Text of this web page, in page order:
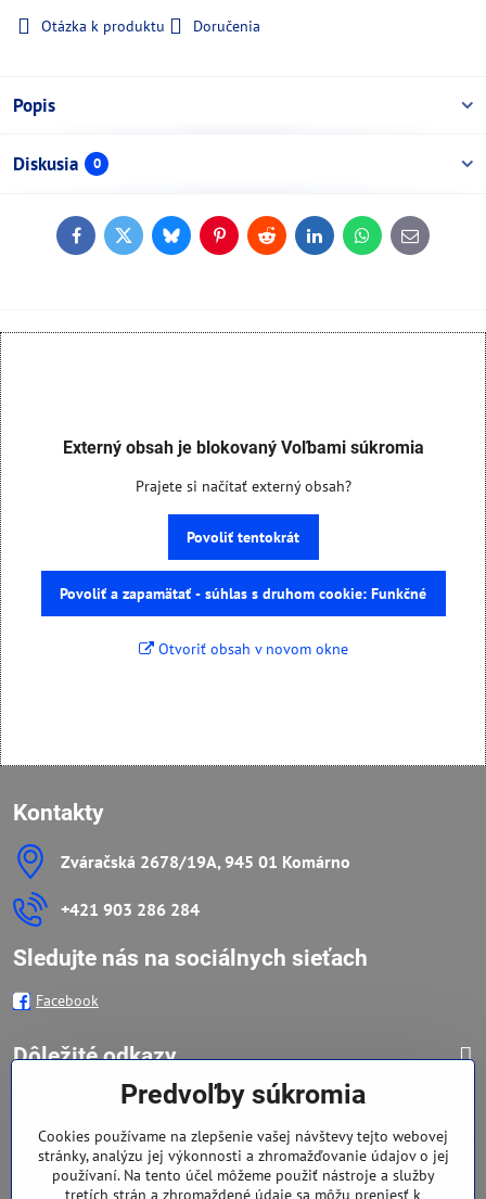
Otázka k produktu
Doručenia
Popis
Diskusia 0
FacebookTwitterBlueskyPinterestReddit LinkedInWhatsApp
E-
mail
Externý obsah je blokovaný Voľbami súkromia
Prajete si načítať externý obsah?
Povoliť tentokrát
Povoliť a zapamätať - súhlas s druhom cookie: Funkčné
Otvoriť obsah v novom okne
Kontakty
Zváračská 2678/19A, 945 01 Komárno
+421 903 286 284
Sledujte nás na sociálnych sieťach
Facebook
Dôležité odkazy
Váš telefón*
Predvoľby súkromia
Cookies používame na zlepšenie vašej návštevy tejto webovej
stránky, analýzu jej výkonnosti a zhromažďovanie údajov o jej
používaní. Na tento účel môžeme použiť nástroje a služby
tretích strán a zhromaždené údaje sa môžu preniesť k